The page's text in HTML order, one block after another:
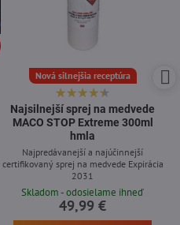
Nová silnejšia receptúra
Najsilnejší sprej na medvede
MACO STOP Extreme 300ml
hmla
Najpredávanejší a najúčinnejší
certifikovaný sprej na medvede Expirácia
2031
Skladom - odosielame ihneď
49,99 €